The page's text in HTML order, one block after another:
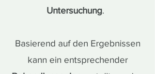
Untersuchung.
Basierend auf den Ergebnissen
kann ein entsprechender